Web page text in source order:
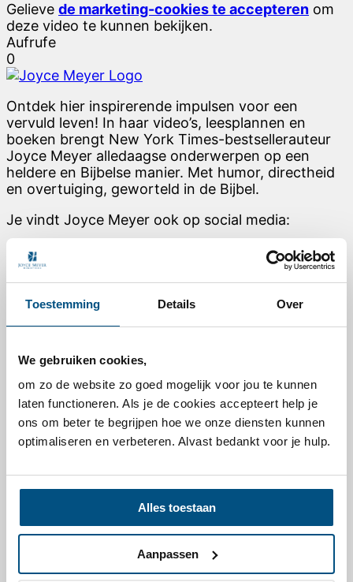
Toestemming Details Over
We gebruiken cookies,
om zo de website zo goed mogelijk voor jou te kunnen
laten functioneren. Als je de cookies accepteert help je
ons om beter te begrijpen hoe we onze diensten kunnen
optimaliseren en verbeteren. Alvast bedankt voor je hulp.
Alles toestaan
Aanpassen
Gelieve de marketing-cookies te accepteren om
deze video te kunnen bekijken.
Aufrufe
0
Ontdek hier inspirerende impulsen voor een
vervuld leven! In haar video’s, leesplannen en
boeken brengt New York Times-bestsellerauteur
Joyce Meyer alledaagse onderwerpen op een
heldere en Bijbelse manier. Met humor, directheid
en overtuiging, geworteld in de Bijbel.
Je vindt Joyce Meyer ook op social media:
Link to Youtube
Link to Pinterest
Voor elke dag
Dagelijkse overdenking van Joyce Meyer
Podcast – Vernieuw je denken
TV- / Online-uitzending
Nieuwsbrief abonneren
Leesplannen
Deel jouw getuigenis
Onze projecten wereldwijd
Levensverhalen – video’s & artikelen